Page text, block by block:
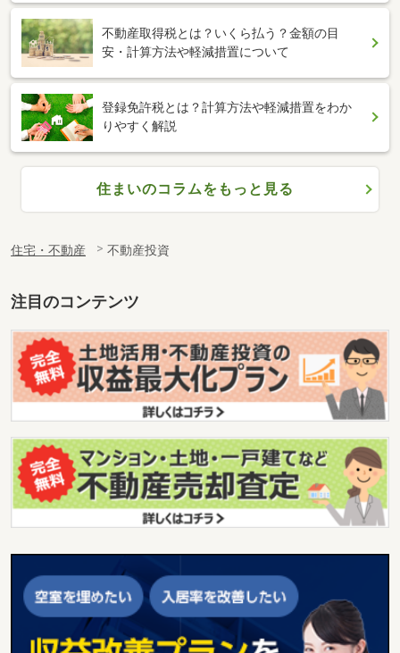
不動産取得税とは？いくら払う？金額の目
安・計算方法や軽減措置について
登録免許税とは？計算方法や軽減措置をわか
りやすく解説
住まいのコラムをもっと見る
住宅・不動産 不動産投資
注目のコンテンツ